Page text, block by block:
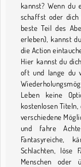
kannst? Wenn du
schaffst oder
beste Teil des
erleben), kannst
die Action
Hier kannst du
oft und lange du
Leben keine
kostenlosen
verschiedene
und fahre
Fantasyreiche,
Schlachten, löse
Menschen oder